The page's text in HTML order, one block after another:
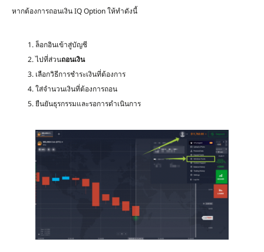
หากต้องการถอนเงิน IQ Option ให้ทำดังนี้
ล็อกอินเข้าสู่บัญชี
ไปที่ส่วนถอนเงิน
เลือกวิธีการชำระเงินที่ต้องการ
ใส่จำนวนเงินที่ต้องการถอน
ยืนยันธุรกรรมและรอการดำเนินการ